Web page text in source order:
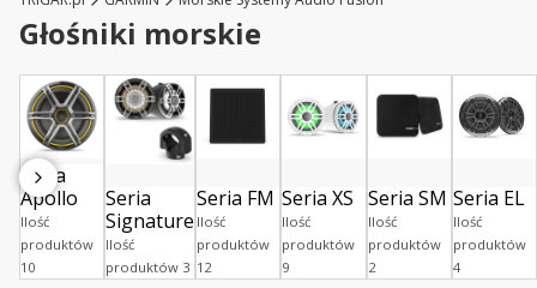
Głośniki morskie
Seria
Apollo
Ilość
produktów
10
Seria
Signature
Ilość
produktów 3
Seria FM
Ilość
produktów
12
Seria XS
Ilość
produktów
9
Seria SM
Ilość
produktów
2
Seria EL
Ilość
produktów
4